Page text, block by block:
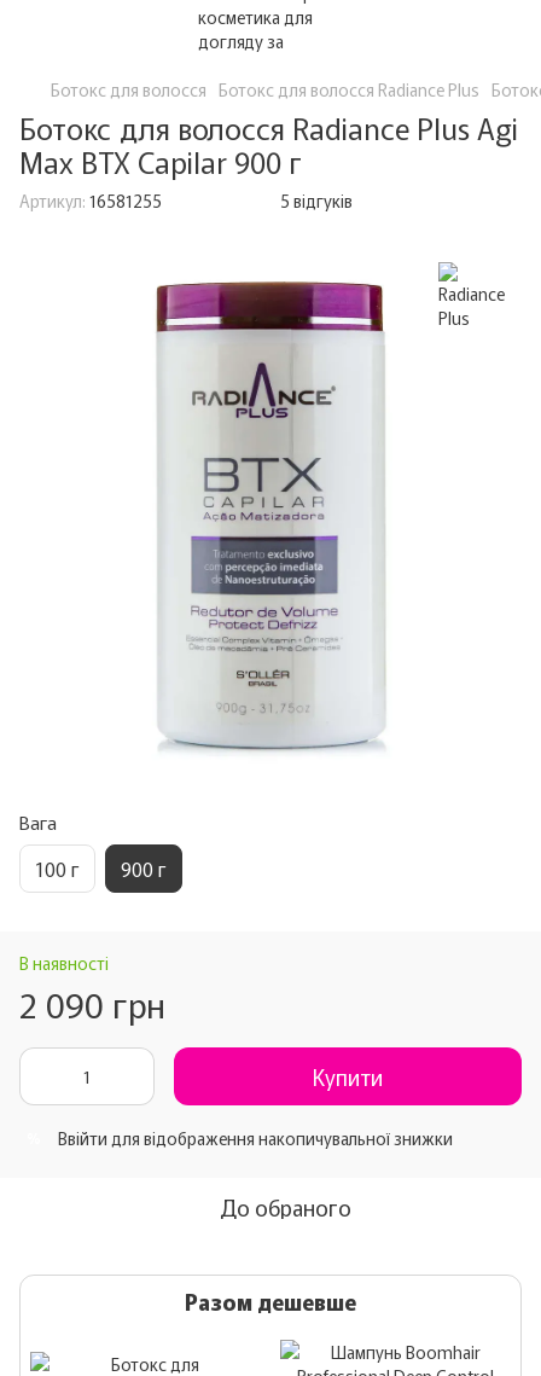
Ботокс для волосся Ботокс для волосся Radiance Plus
Ботокс для волосся Radiance Plus Agi
Max BTX Capilar 900 г
Артикул: 16581255 5 відгуків
Вага
100 г 900 г
В наявності
2 090 грн
Купити
Ввійти для відображення накопичувальної знижки
До обраного
Разом дешевше